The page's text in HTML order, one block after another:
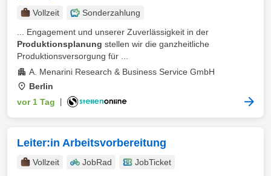
Vollzeit
Sonderzahlung
... Engagement und unserer Zuverlässigkeit in der
Produktionsplanung stellen wir die ganzheitliche
Produktionsversorgung für ...
A. Menarini Research & Business Service GmbH
Berlin
vor 1 Tag
Leiter:in Arbeitsvorbereitung
Vollzeit JobRad
JobTicket